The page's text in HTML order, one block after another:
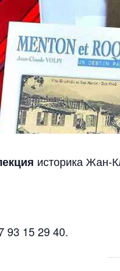
историка Жан-
93 15 29 40.